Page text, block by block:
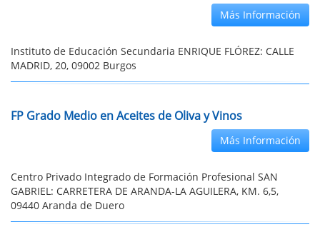
Más Información
Instituto de Educación Secundaria ENRIQUE FLÓREZ: CALLE
MADRID, 20, 09002 Burgos
FP Grado Medio en Aceites de Oliva y Vinos
Más Información
Centro Privado Integrado de Formación Profesional SAN
GABRIEL: CARRETERA DE ARANDA-LA AGUILERA, KM. 6,5,
09440 Aranda de Duero